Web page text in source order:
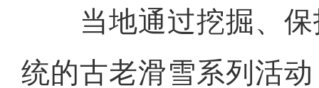
当地通过挖掘、保
统的古老滑雪系列活